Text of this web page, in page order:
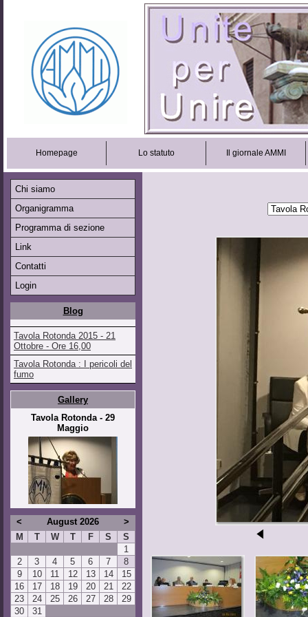
Homepage Lo statuto Il giornale AMMI
Chi siamo
Organigramma
Programma di sezione
Link
Contatti
Login
Blog
Tavola Rotonda 2015 - 21
Ottobre - Ore 16,00
Tavola Rotonda : I pericoli del
fumo
Gallery
Tavola Rotonda - 29
Maggio
< August 2026
>
M
T W T F S
S
1
2
3 4 5 6 7
8
9
10 11 12 13 14
15
16
17 18 19 20 21
22
23
24 25 26 27 28
29
30
31